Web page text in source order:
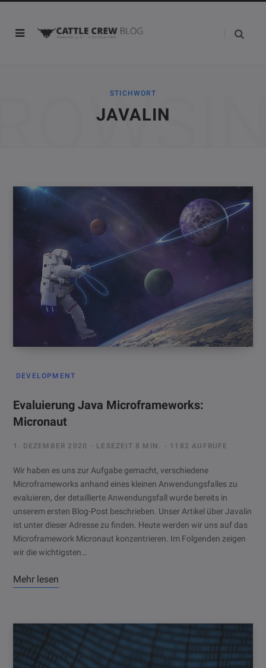
STICHWORT
JAVALIN
DEVELOPMENT
Evaluierung Java Microframeworks:
Micronaut
1. DEZEMBER 2020 LESEZEIT 8 MIN. 1182 AUFRUFE
Wir haben es uns zur Aufgabe gemacht, verschiedene
Microframeworks anhand eines kleinen Anwendungsfalles zu
evaluieren, der detaillierte Anwendungsfall wurde bereits in
unserem ersten Blog-Post beschrieben. Unser Artikel über Javalin
ist unter dieser Adresse zu finden. Heute werden wir uns auf das
Microframework Micronaut konzentrieren. Im Folgenden zeigen
wir die wichtigsten…
Mehr lesen